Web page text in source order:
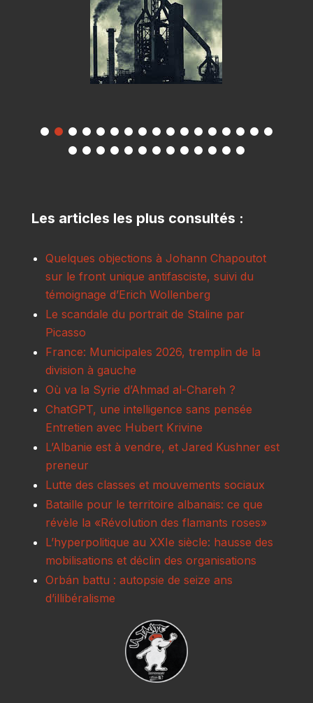
Les articles les plus consultés :
Quelques objections à Johann Chapoutot
sur le front unique antifasciste, suivi du
témoignage d’Erich Wollenberg
Le scandale du portrait de Staline par
Picasso
France: Municipales 2026, tremplin de la
division à gauche
Où va la Syrie d’Ahmad al-Chareh ?
ChatGPT, une intelligence sans pensée
Entretien avec Hubert Krivine
L’Albanie est à vendre, et Jared Kushner est
preneur
Lutte des classes et mouvements sociaux
Bataille pour le territoire albanais: ce que
révèle la «Révolution des flamants roses»
L’hyperpolitique au XXIe siècle: hausse des
mobilisations et déclin des organisations
Orbán battu : autopsie de seize ans
d’illibéralisme